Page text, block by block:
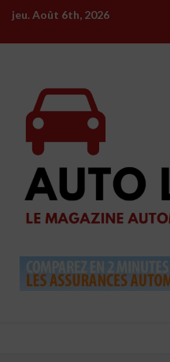
Skip
content
jeu. Août 6th, 2026